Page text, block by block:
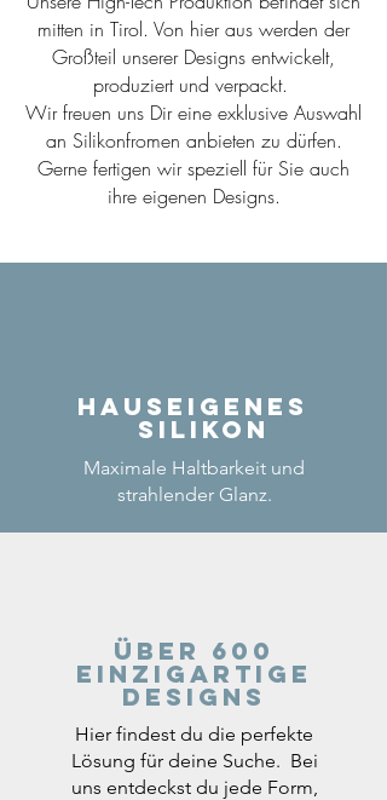
mitten in Tirol. Von hier aus werden der
Großteil unserer Designs entwickelt,
produziert und verpackt.
Wir freuen uns Dir eine exklusive Auswahl
an Silikonfromen anbieten zu dürfen.
Gerne fertigen wir speziell für Sie auch
ihre eigenen Designs.
Hauseigenes
Silikon
Maximale Haltbarkeit und
strahlender Glanz.
Über 600
einzigartige
Designs
Hier findest du die perfekte
Lösung für deine Suche. Bei
uns entdeckst du jede Form,